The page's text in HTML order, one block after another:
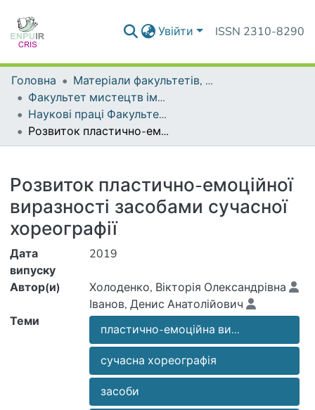
Увійти ISSN 2310-8290
Головна
Матеріали факультетів, інститутів, підрозділів
Факультет мистецтв імені Анатолія Авдієвського
Наукові праці Факультету мистецтв імені Анатолія Авдієвського
Розвиток пластично-емоційної виразності засобами сучасної хореографії
Розвиток пластично-емоційної
виразності засобами сучасної
хореографії
Дата
випуску
2019
Автор(и)
Холоденко, Вікторія Олександрівна
Іванов, Денис Анатолійович
Теми
пластично-емоційна ви...
сучасна хореографія
засоби